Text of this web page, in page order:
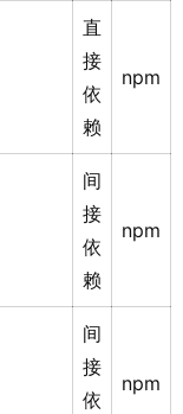
直
接
依
赖
npm
间
接
依
赖
npm
间
接
依
npm